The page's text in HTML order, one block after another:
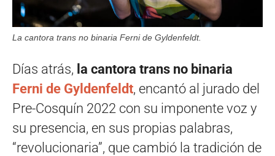
La cantora trans no binaria Ferni de Gyldenfeldt.
Días atrás, la cantora trans no binaria
Ferni de Gyldenfeldt, encantó al jurado del
Pre-Cosquín 2022 con su imponente voz y
su presencia, en sus propias palabras,
“revolucionaria”, que cambió la tradición de